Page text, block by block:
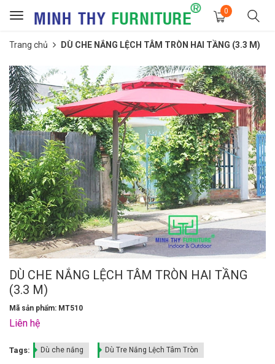
Toggle
0
Trang chủ DÙ CHE NẮNG LỆCH TÂM TRÒN HAI TẦNG (3.3 M)
DÙ CHE NẮNG LỆCH TÂM TRÒN HAI TẦNG
(3.3 M)
Mã sản phẩm: MT510
Liên hệ
Tags: Dù che nắng Dù Tre Nắng Lệch Tâm Tròn